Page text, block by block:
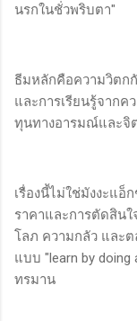
นรกในชั่วพริบตา"
ธีมหลักคือความวิตก
และการเรียนรู้จากค
ทุนทางอารมณ์และจิ
เรื่องนี้ไม่ใช่มังงะแ
ราคาและการตัดสิน
โลภ ความกลัว และต
แบบ "learn by
ทรมาน